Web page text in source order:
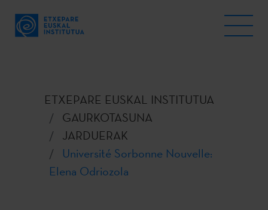
ETXEPARE EUSKAL INSTITUTUA
GAURKOTASUNA
JARDUERAK
Université Sorbonne Nouvelle:
Elena Odriozola